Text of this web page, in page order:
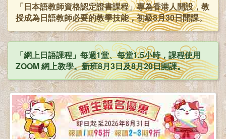
「日本語教師資格認定證書課程」專為香港人開設，教
授成為日語教師必要的教學技能，初級8月30日開課。
「網上日語課程」每週1堂、每堂1.5小時，課程使用
ZOOM 網上教學。新班8月3日及8月20日開課。